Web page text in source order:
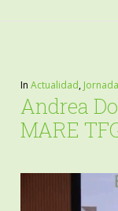
In Actualidad,
Andrea
MARE